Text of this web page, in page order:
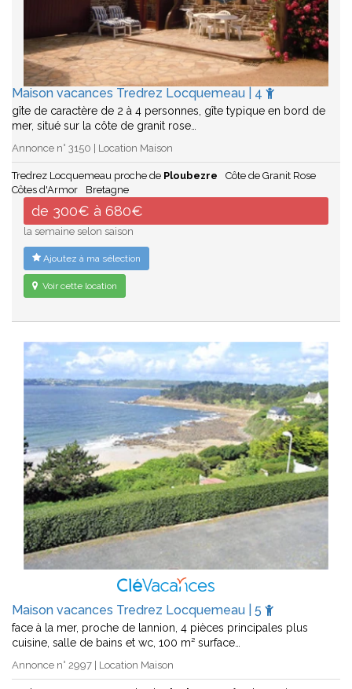
Maison vacances Tredrez Locquemeau | 4
gîte de caractère de 2 à 4 personnes, gîte typique en bord de
mer, situé sur la côte de granit rose…
Annonce n° 3150 | Location Maison
Tredrez Locquemeau proche de Ploubezre
Côte de Granit Rose
Côtes d'Armor
Bretagne
de 300€ à 680€
la semaine selon saison
Ajoutez à ma sélection
Voir cette location
Maison vacances Tredrez Locquemeau | 5
face à la mer, proche de lannion, 4 pièces principales plus
cuisine, salle de bains et wc, 100 m² surface…
Annonce n° 2997 | Location Maison